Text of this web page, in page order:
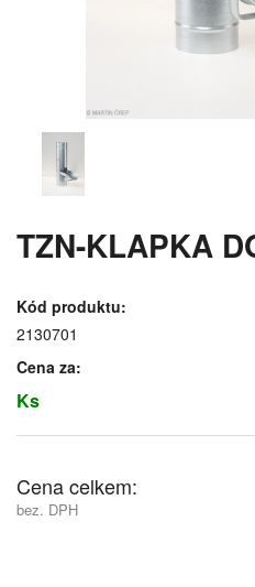
TZN-KLAPKA
Kód produktu:
2130701
Cena za:
Ks
Cena celkem:
bez. DPH